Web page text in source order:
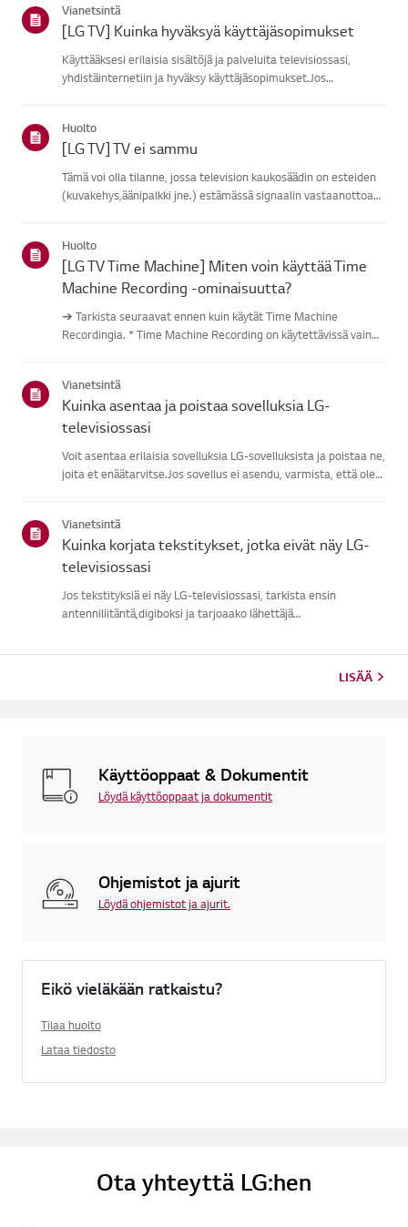
Vianetsintä
[LG TV] Kuinka hyväksyä käyttäjäsopimukset
Käyttääksesi erilaisia sisältöjä ja palveluita televisiossasi,
yhdistäinternetiin ja hyväksy käyttäjäsopimukset.Jos
oikea.Palvelu vo...
Huolto
[LG TV] TV ei sammu
Tämä voi olla tilanne, jossa television kaukosäädin on esteiden
(kuvakehys,äänipalkki jne.) estämässä signaalin vastaanottoa
Huolto
[LG TV Time Machine] Miten voin käyttää Time
Machine Recording -ominaisuutta?
➔ Tarkista seuraavat ennen kuin käytät Time Machine
Recordingia. * Time Machine Recording on käytettävissä vain
Vianetsintä
Kuinka asentaa ja poistaa sovelluksia LG-
televisiossasi
Voit asentaa erilaisia sovelluksia LG-sovelluksista ja poistaa ne,
joita et enäätarvitse.Jos sovellus ei asendu, varmista, että olet
Vianetsintä
Kuinka korjata tekstitykset, jotka eivät näy LG-
televisiossasi
Jos tekstityksiä ei näy LG-televisiossasi, tarkista ensin
antenniliitäntä,digiboksi ja tarjoaako lähettäjä
LISÄÄ
Käyttöoppaat & Dokumentit
Löydä käyttöoppaat ja dokumentit
Ohjemistot ja ajurit
Löydä ohjemistot ja ajurit.
Eikö vieläkään ratkaistu?
Tilaa huolto
Lataa tiedosto
Ota yhteyttä LG:hen